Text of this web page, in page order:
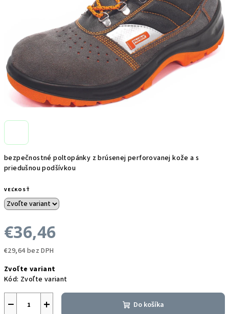
bezpečnostné poltopánky z brúsenej perforovanej kože a s
priedušnou podšívkou
VEĽKOSŤ
€36,46
€29,64 bez DPH
cena:
Zvoľte variant
Kód: Zvoľte variant
+
− Do košíka